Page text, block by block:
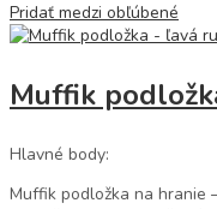
Pridať medzi obľúbené
Muffik
Hlavné body:
Muffik podložka na hranie